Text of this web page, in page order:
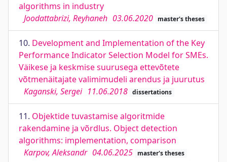
algorithms in industry
Joodattabrizi, Reyhaneh 03.06.2020 master's theses
10. Development and Implementation of the Key
Performance Indicator Selection Model for SMEs.
Väikese ja keskmise suurusega ettevõtete
võtmenäitajate valimimudeli arendus ja juurutus
Kaganski, Sergei 11.06.2018 dissertations
11. Objektide tuvastamise algoritmide
rakendamine ja võrdlus. Object detection
algorithms: implementation, comparison
Karpov, Aleksandr 04.06.2025 master's theses